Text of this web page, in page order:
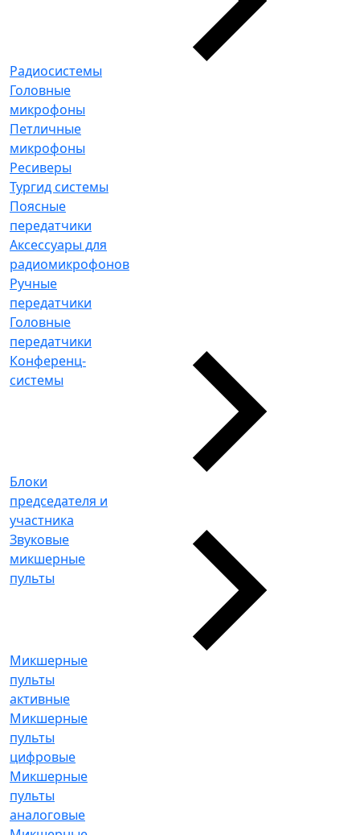
Радиосистемы
Головные
микрофоны
Петличные
микрофоны
Ресиверы
Тургид системы
Поясные
передатчики
Аксессуары для
радиомикрофонов
Ручные
передатчики
Головные
передатчики
Конференц-
системы
Блоки
председателя и
участника
Звуковые
микшерные
пульты
Микшерные
пульты
активные
Микшерные
пульты
цифровые
Микшерные
пульты
аналоговые